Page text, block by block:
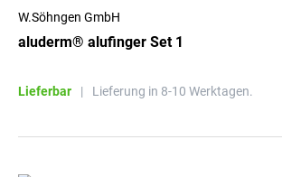
W.Söhngen GmbH
aluderm® alufinger Set 1
Lieferbar | Lieferung in 8-10 Werktagen.